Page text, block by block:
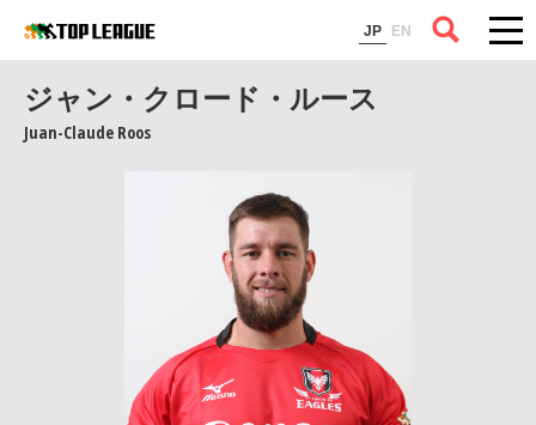
JP EN
コラム
ジャン・クロード・ルース
Juan-Claude Roos